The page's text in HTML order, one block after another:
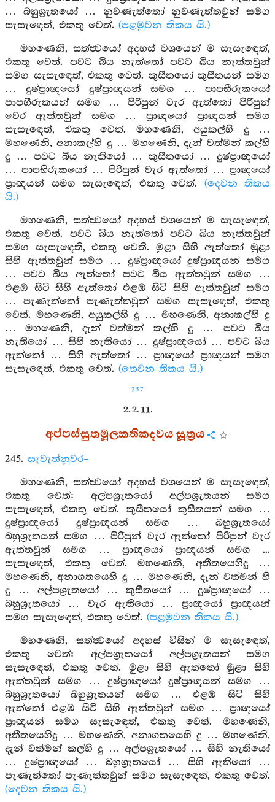
… බහුශ්‍රැතයෝ … නුවණැත්තෝ නුවණැත්තවුන් සමග
සැසැඳෙත්, එකතු වෙත්. (පළමුවන තිකය යි.)
මහණෙනි, සත්ත්‍වයෝ අදහස් වශයෙන් ම සැසැඳෙත්,
එකතු වෙත්. පවට බිය නැත්තෝ පවට බිය නැත්තවුන්
සමග සැසැඳෙත්, එකතු වෙත්. කුසීතයෝ කුසීතයන් සමග
… දුෂ්ප්‍රාඥයෝ දුෂ්ප්‍රාඥයන් සමග … පාපභීරුකයෝ
පාපභීරුකයන් සමග … පිරිපුන් වැර ඇත්තෝ පිරිපුන්
වෙර ඇත්තවුන් සමග … ප්‍රාඥයෝ ප්‍රාඥයන් සමග
සැසැඳෙත්, එකතු වෙත්. මහණෙනි, අයුකල්හි දු …
මහණෙනි, අනාකල්හි දු … මහණෙනි, දැන් වත්මන් කල්හි
දු … පවට බිය නැතියෝ … කුසීතයෝ … දුෂ්ප්‍රාඥයෝ
… පාපභිරුකයෝ … පිරිපුන් වැර ඇත්තෝ … ප්‍රාඥයෝ
ප්‍රාඥයන් සමග සැසැඳෙත්, එකතු වෙත්. (දෙවන තිකය
යි.)
මහණෙනි, සත්ත්‍වයෝ අදහස් වශයෙන් ම සැසැඳෙත්,
එකතු වෙත්. පවට බිය නැත්තෝ පවට බිය නැත්තවුන්
සමග සැසැඳෙති, එකතු වෙති. මුළා සිහි ඇත්තෝ මුළා
සිහි ඇත්තවුන් සමග … දුෂ්ප්‍රාඥයෝ දුෂ්ප්‍රාඥයන් සමග
… පවට බිය ඇත්තෝ පවට බිය ඇත්තවුන් සමග …
එළඹ සිටි සිහි ඇත්තෝ එළඹ සිටි සිහි ඇත්තවුන් සමග
… පැණැත්තෝ පැණැත්තවුන් සමග සැසැඳෙත්, එකතු
වෙත්. මහණෙනි, අයුකල්හි දු … මහණෙනි, අනාකල්හි දු
… මහණෙනි, දැන් වත්මන් කල්හි දු … පවට බිය
නැතියෝ … සිහි නැතියෝ … දුෂ්ප්‍රාඥයෝ … පවට බිය
ඇත්තෝ … සිහි ඇත්තෝ … ප්‍රාඥයෝ ප්‍රාඥයන් සමග
සැසැඳෙත්, එකතු වෙත්. (තෙවන තිකය යි.)
257
2. 2. 11.
අප්පස්සුතමූලකතිකදවය සූත්‍රය
245. සැවැත්නුවර–
මහණෙනි, සත්ත්‍වයෝ අදහස් වශයෙන් ම සැසැඳෙත්,
එකතු වෙත්: අල්පශ්‍රැතයෝ අල්පශ්‍රැතයන් සමග
සැසැඳෙත්, එකතු වෙත්. කුසීතයෝ කුසීතයන් සමග …
දුෂ්ප්‍රාඥයෝ දුෂ්ප්‍රාඥයන් සමග … බහුශ්‍රැතයෝ
බහුශ්‍රැතයන් සමග … පිරිපුන් වැර ඇත්තෝ පිරිපුන් වැර
ඇත්තවුන් සමග … ප්‍රාඥයෝ ප්‍රාඥයන් සමග ...
සැසැඳෙත්, එකතු වෙත්. මහණෙනි, අතීතයෙහිදු …
මහණෙනි, අනාගතයෙහි දු … මහණෙනි, දැන් වත්මන් හි
දු … අල්පශ්‍රැතයෝ … කුසීතයෝ … දුෂ්ප්‍රාඥයෝ …
බහුශ්‍රැතයෝ … වැර ඇතියෝ … ප්‍රාඥයෝ ප්‍රාඥයන්
සමග සැසැඳෙත්, එකතු වෙත්. (පළමුවන තිකය යි.)
මහණෙනි, සත්ත්‍වයෝ අදහස් විසින් ම සැසැඳෙත්,
එකතු වෙත්: අල්පශ්‍රැතයෝ අල්පශ්‍රැතයන් සමග
සැසැඳෙත්, එකතු වෙත්. මුළා සිහි ඇත්තෝ මුළා සිහි
ඇත්තවුන් සමග … දුෂ්ප්‍රාඥයෝ දුෂ්ප්‍රාඥයන් සමග …
බහුශ්‍රැතයෝ බහුශ්‍රැතයන් සමග … එළඹ සිටි සිහි
ඇත්තෝ එළඹ සිටි සිහි ඇත්තවුන් සමග … ප්‍රාඥයෝ
ප්‍රාඥයන් සමග සැසැඳෙත්, එකතු වෙත්. මහණෙනි,
අතීතයෙහිදු … මහණෙනි, අනාගතයෙහි දු … මහණෙනි,
දැන් වත්මන් කල්හි දු … අල්පශ්‍රැතයෝ … සිහි නැතියෝ
… දුෂ්ප්‍රාඥයෝ … බහුශ්‍රැතයෝ … සිහි ඇතියෝ …
පැණැත්තෝ පැණැත්තවුන් සමග සැසැඳෙත්, එකතු වෙත්.
(දෙවන තිකය යි.)